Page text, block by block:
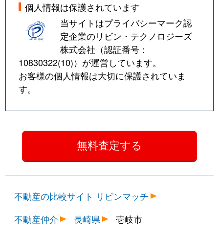
個人情報は保護されています
当サイトはプライバシーマーク認
定企業のリビン・テクノロジーズ
株式会社（認証番号：
10830322(10)）が運営しています。
お客様の個人情報は大切に保護されていま
す。
不動産の比較サイト リビンマッチ
不動産仲介
長崎県 壱岐市